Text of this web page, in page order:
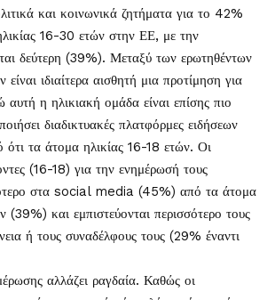
και κοινωνικά ζητήματα για το 42%
16-30 ετών στην ΕΕ, με την
δεύτερη (39%). Μεταξύ των ερωτηθέντων
ιδιαίτερα αισθητή μια προτίμηση για
η ηλικιακή ομάδα είναι επίσης πιο
διαδικτυακές πλατφόρμες ειδήσεων
τα άτομα ηλικίας 16-18 ετών. Οι
(16-18) για την ενημέρωσή τους
στα social media (45%) από τα άτομα
(39%) και εμπιστεύονται περισσότερο τους
ή τους συναδέλφους τους (29% έναντι
αλλάζει ραγδαία. Καθώς οι